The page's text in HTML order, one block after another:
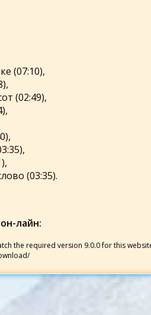
(07:10),
(02:49),
(03:35).
лайн:
the required version 9.0.0 for this